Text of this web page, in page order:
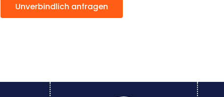
Unverbindlich anfragen